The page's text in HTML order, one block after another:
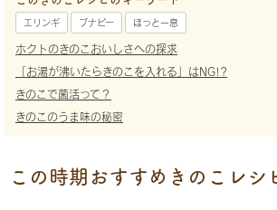
エリンギ ブナピー ほっと一息
ホクトのきのこおいしさへの探求
「お湯が沸いたらきのこを入れる」はNG!?
きのこで菌活って？
きのこのうま味の秘密
この時期おすすめきのこレシ